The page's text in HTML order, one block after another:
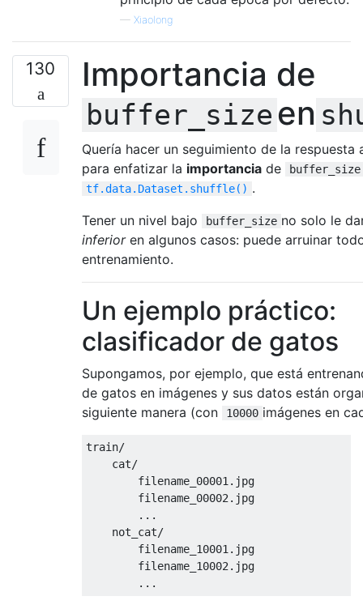
— Xiaolong
130 Importancia de
buffer_size en
Quería hacer un seguimiento de la respuesta
para enfatizar la importancia de
buffer_size
tf.data.Dataset.shuffle() .
Tener un nivel bajo
buffer_size no solo le
inferioren algunos casos: puede arruinar
entrenamiento.
Un ejemplo práctico:
clasificador de gatos
Supongamos, por ejemplo, que está
de gatos en imágenes y sus datos están
siguiente manera (con
10000 imágenes en
train/
    cat/
        filename_00001.jpg
        filename_00002.jpg
        ...
    not_cat/
        filename_10001.jpg
        filename_10002.jpg